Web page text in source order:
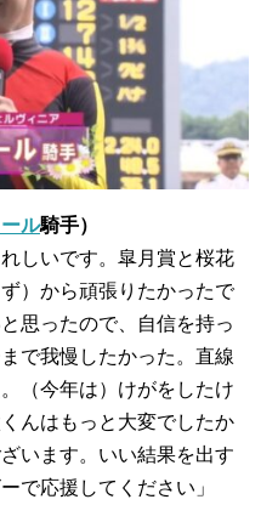
ル騎手）
しいです。皐月賞と桜花
）から頑張りたかったで
思ったので、自信を持っ
で我慢したかった。直線
（今年は）けがをしたけ
んはもっと大変でしたか
います。いい結果を出す
で応援してください」